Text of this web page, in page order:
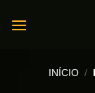
INÍCIO /